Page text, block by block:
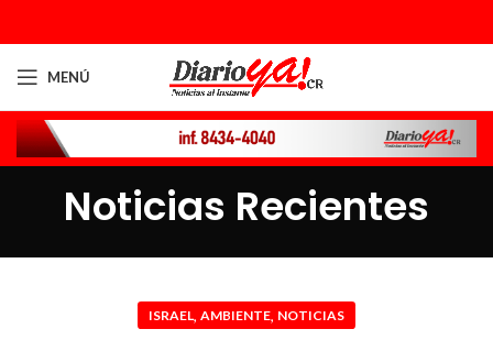
MENÚ
Noticias Recientes
ISRAEL, AMBIENTE, NOTICIAS